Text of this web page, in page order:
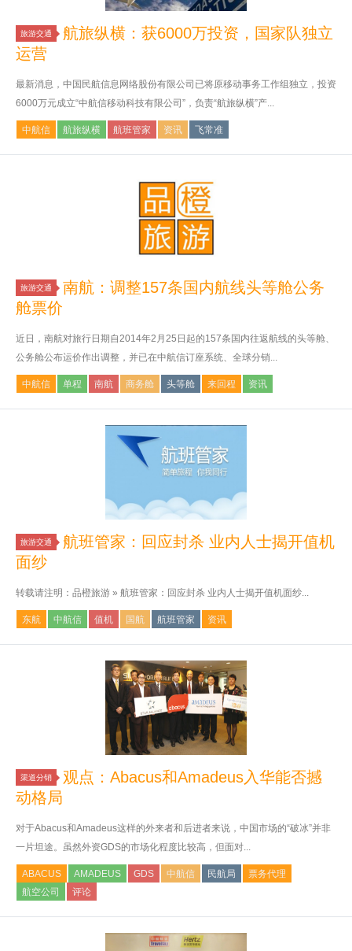
旅游交通
航旅纵横：获6000万投资，国家队独立
运营
最新消息，中国民航信息网络股份有限公司已将原移动事务工作组独立，投资
6000万元成立“中航信移动科技有限公司”，负责“航旅纵横”产...
中航信 航旅纵横 航班管家 资讯 飞常准
旅游交通
南航：调整157条国内航线头等舱公务
舱票价
近日，南航对旅行日期自2014年2月25日起的157条国内往返航线的头等舱、
公务舱公布运价作出调整，并已在中航信订座系统、全球分销...
中航信 单程 南航 商务舱 头等舱 来回程 资讯
旅游交通
航班管家：回应封杀 业内人士揭开值机
面纱
转载请注明：品橙旅游 » 航班管家：回应封杀 业内人士揭开值机面纱...
东航 中航信 值机 国航 航班管家 资讯
渠道分销
观点：Abacus和Amadeus入华能否撼
动格局
对于Abacus和Amadeus这样的外来者和后进者来说，中国市场的“破冰”并非
一片坦途。虽然外资GDS的市场化程度比较高，但面对...
ABACUS AMADEUS GDS 中航信 民航局
票务代理
航空公司
评论